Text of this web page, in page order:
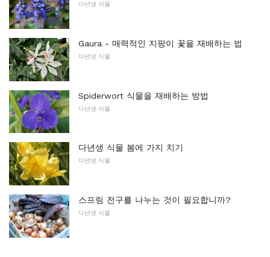
다년생 식물
Gaura - 매력적인 지팡이 꽃을 재배하는 법
다년생 식물
Spiderwort 식물을 재배하는 방법
다년생 식물
다년생 식물 봄에 가지 치기
다년생 식물
스프링 전구를 나누는 것이 필요합니까?
다년생 식물